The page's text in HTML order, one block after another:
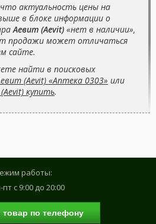
актуальность цены на
в блоке информации о
Аевит (Aevit) «нет в наличии»,
продажи может отличаться
сайте.
найти в поисковых
(Aevit) «Аптека 0303» или
купить.
работы:
пт с 9:00 до 20:00
товар по телефону